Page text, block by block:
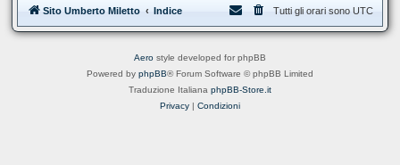
Sito Umberto Miletto Indice Tutti gli orari sono UTC
Aero style developed for phpBB
Powered by phpBB® Forum Software © phpBB Limited
Traduzione Italiana phpBB-Store.it
Privacy | Condizioni